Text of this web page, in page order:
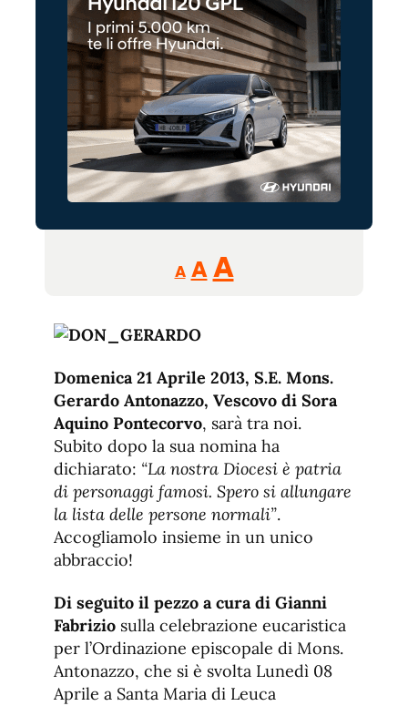
A
Reducir
tamaño
A Restablecer
AAumentar
fuente.
Domenica 21 Aprile 2013, S.E. Mons.
Gerardo Antonazzo, Vescovo di Sora
Aquino Pontecorvo, sarà tra noi.
Subito dopo la sua nomina ha
dichiarato: “La nostra Diocesi è patria
di personaggi famosi. Spero si allungare
la lista delle persone normali”.
Accogliamolo insieme in un unico
abbraccio!
Di seguito il pezzo a cura di Gianni
Fabrizio sulla celebrazione eucaristica
per l’Ordinazione episcopale di Mons.
Antonazzo, che si è svolta Lunedì 08
Aprile a Santa Maria di Leuca